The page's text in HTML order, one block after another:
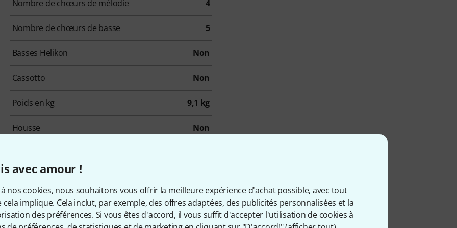
avec amour !
à nos cookies, nous souhaitons vous offrir la meilleure expérience d'achat possible, avec tout
cela implique. Cela inclut, par exemple, des offres adaptées, des publicités personnalisées et la
des préférences. Si vous êtes d'accord, il vous suffit d'accepter l'utilisation de cookies à
Nombre de chœurs de mélodie 4
Nombre de chœurs de basse 5
Basses Helikon Non
Cassotto Non
Poids en kg 9,1 kg
Housse Non
& articles appropriés